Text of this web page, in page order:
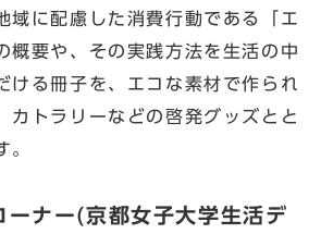
に配慮した消費行動である「エ
概要や、その実践方法を生活の中
ける冊子を、エコな素材で作られ
カトラリーなどの啓発グッズとと
。
ーナー(京都女子大学生活デ